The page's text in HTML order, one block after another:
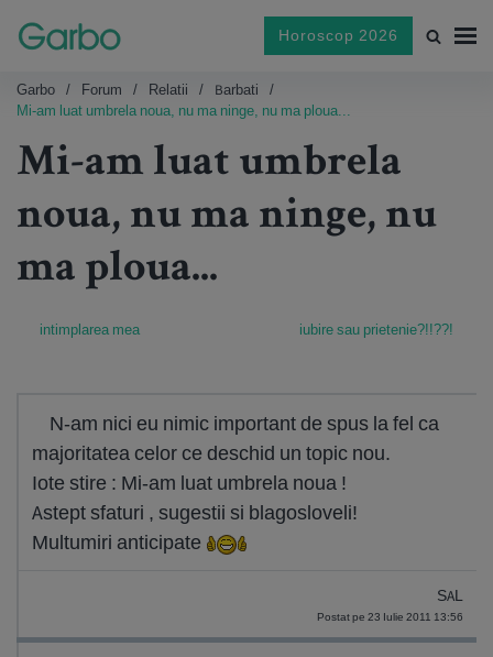
Horoscop 2026
Garbo Forum Relatii
Barbati
Mi-am luat umbrela noua, nu ma ninge, nu ma ploua...
Mi-am luat umbrela
noua, nu ma ninge, nu
ma ploua...
intimplarea mea iubire sau prietenie?!!??!
N-am nici eu nimic important de spus la fel ca
majoritatea celor ce deschid un topic nou.
Iote stire : Mi-am luat umbrela noua !
Astept sfaturi , sugestii si blagosloveli!
Multumiri anticipate
SAL
Postat pe 23 Iulie 2011 13:56